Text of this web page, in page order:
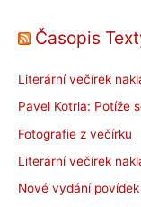
Časopis
Literární večírek
Pavel Kotrla: Potíže
Fotografie z večírku
Literární večírek
Nové vydání